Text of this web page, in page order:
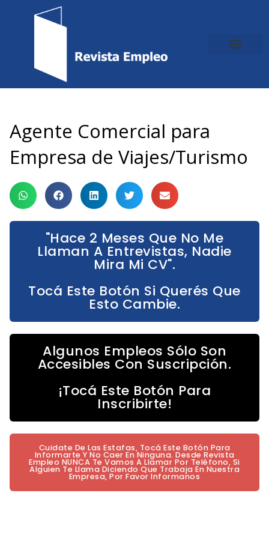
Agente Comercial para
Empresa de Viajes/Turismo
"Hace 2 Meses Que No Me
Llaman A Entrevistas, Nadie
Mira Mi CV".
Tocá Este Botón Si Querés Que
Esto Cambie.
Algunos Empleos Sólo Son
Accesibles Con Suscripción.
¡Tocá Este Botón Para
Inscribirte!
Cuidate De Las Estafas, Tocá Este Botón Para
Informarte Y No Caer En Ninguna. Desde Revista
Empleo NUNCA Te Vamos A Llamar Por Teléfono, Si
Alguien Te Llama Diciendo Que Trabaja En Nuestra
Empresa, Por Favor Informanos